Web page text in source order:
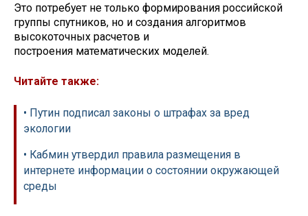
Это потребует не только формирования российской
группы спутников, но и создания алгоритмов
высокоточных расчетов и
построения математических моделей.
Читайте также:
• Путин подписал законы о штрафах за вред
экологии
• Кабмин утвердил правила размещения в
интернете информации о состоянии окружающей
среды